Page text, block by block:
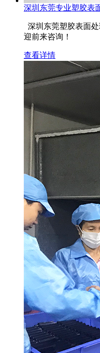
深圳东莞专业塑胶表
深圳东莞塑胶表面
迎前来咨询！
查看详情